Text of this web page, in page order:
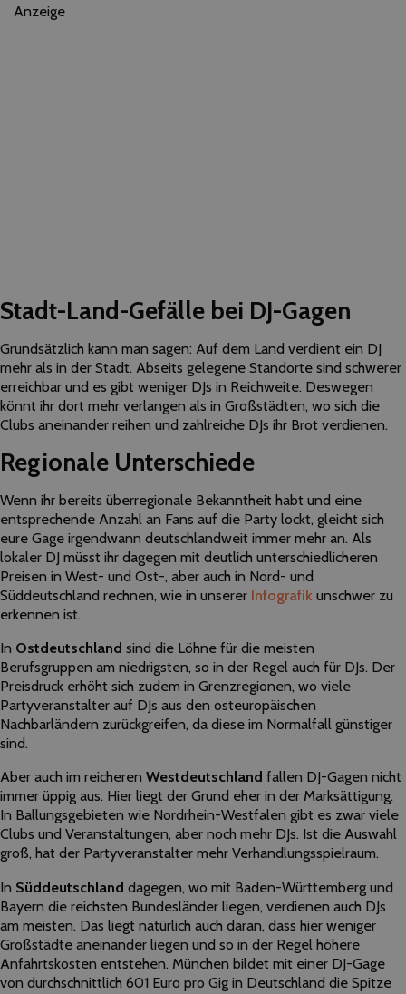
Anzeige
Stadt-Land-Gefälle bei DJ-Gagen
Grundsätzlich kann man sagen: Auf dem Land verdient ein DJ
mehr als in der Stadt. Abseits gelegene Standorte sind schwerer
erreichbar und es gibt weniger DJs in Reichweite. Deswegen
könnt ihr dort mehr verlangen als in Großstädten, wo sich die
Clubs aneinander reihen und zahlreiche DJs ihr Brot verdienen.
Regionale Unterschiede
Wenn ihr bereits überregionale Bekanntheit habt und eine
entsprechende Anzahl an Fans auf die Party lockt, gleicht sich
eure Gage irgendwann deutschlandweit immer mehr an. Als
lokaler DJ müsst ihr dagegen mit deutlich unterschiedlicheren
Preisen in West- und Ost-, aber auch in Nord- und
Süddeutschland rechnen, wie in unserer Infografik unschwer zu
erkennen ist.
In Ostdeutschland sind die Löhne für die meisten
Berufsgruppen am niedrigsten, so in der Regel auch für DJs. Der
Preisdruck erhöht sich zudem in Grenzregionen, wo viele
Partyveranstalter auf DJs aus den osteuropäischen
Nachbarländern zurückgreifen, da diese im Normalfall günstiger
sind.
Aber auch im reicheren Westdeutschland fallen DJ-Gagen nicht
immer üppig aus. Hier liegt der Grund eher in der Marksättigung.
In Ballungsgebieten wie Nordrhein-Westfalen gibt es zwar viele
Clubs und Veranstaltungen, aber noch mehr DJs. Ist die Auswahl
groß, hat der Partyveranstalter mehr Verhandlungsspielraum.
In Süddeutschland dagegen, wo mit Baden-Württemberg und
Bayern die reichsten Bundesländer liegen, verdienen auch DJs
am meisten. Das liegt natürlich auch daran, dass hier weniger
Großstädte aneinander liegen und so in der Regel höhere
Anfahrtskosten entstehen. München bildet mit einer DJ-Gage
von durchschnittlich 601 Euro pro Gig in Deutschland die Spitze